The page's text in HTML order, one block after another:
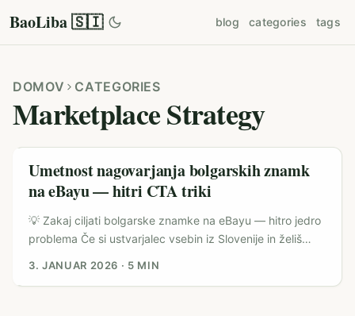
BaoLiba 🇸🇮 blog categories tags
DOMOV CATEGORIES
Marketplace Strategy
Umetnost nagovarjanja bolgarskih znamk
na eBayu — hitri CTA triki
💡 Zakaj ciljati bolgarske znamke na eBayu — hitro jedro
problema Če si ustvarjalec vsebin iz Slovenije in želiš
3. JANUAR 2026 · 5 MIN